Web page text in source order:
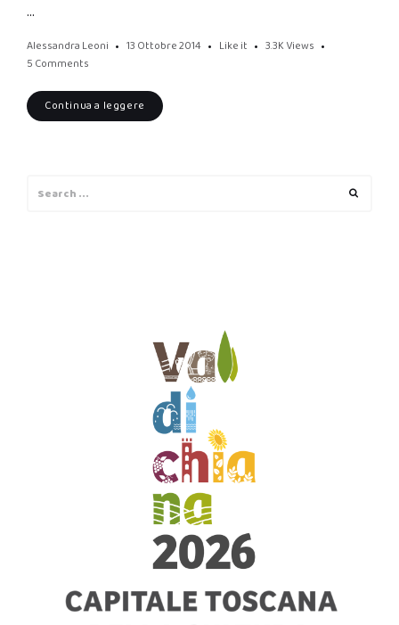
…
Alessandra Leoni 13 Ottobre 2014 Like it 3.3K Views
5 Comments
Continua a leggere
for: